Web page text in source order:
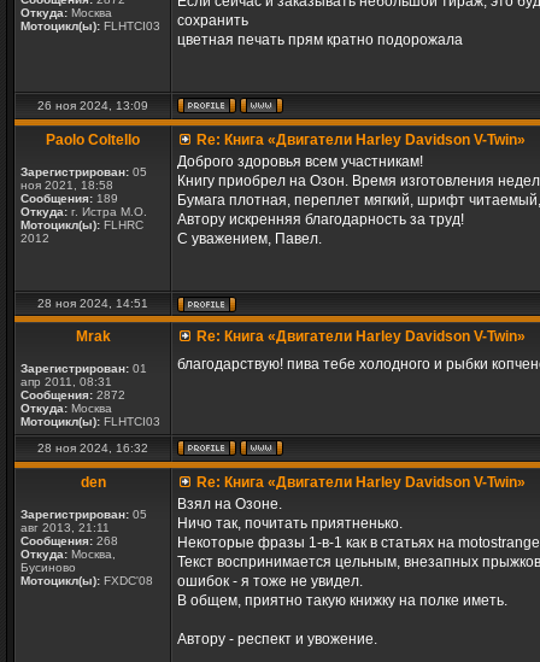
Откуда: Москва
Мотоцикл(ы): FLHTCI03
сохранить
цветная печать прям кратно подорожала
26 ноя 2024, 13:09
Paolo Coltello
Зарегистрирован: 05
ноя 2021, 18:58
Сообщения: 189
Откуда: г. Истра М.О.
Мотоцикл(ы): FLHRC
2012
Re: Книга «Двигатели Harley Davidson V-Twin»
Доброго здоровья всем участникам!
Книгу приобрел на Озон. Время изготовления
Бумага плотная, переплет мягкий, шрифт
Автору искренняя благодарность за труд!
С уважением, Павел.
28 ноя 2024, 14:51
Mrak
Зарегистрирован: 01
апр 2011, 08:31
Сообщения: 2872
Откуда: Москва
Мотоцикл(ы): FLHTCI03
Re: Книга «Двигатели Harley Davidson V-Twin»
благодарствую! пива тебе холодного и рыбки
28 ноя 2024, 16:32
den
Зарегистрирован: 05
авг 2013, 21:11
Сообщения: 268
Откуда: Москва,
Бусиново
Мотоцикл(ы): FXDC'08
Re: Книга «Двигатели Harley Davidson V-Twin»
Взял на Озоне.
Ничо так, почитать приятненько.
Некоторые фразы 1-в-1 как в статьях на
Текст воспринимается цельным, внезапных
ошибок - я тоже не увидел.
В общем, приятно такую книжку на полке иметь.
Автору - респект и увожение.